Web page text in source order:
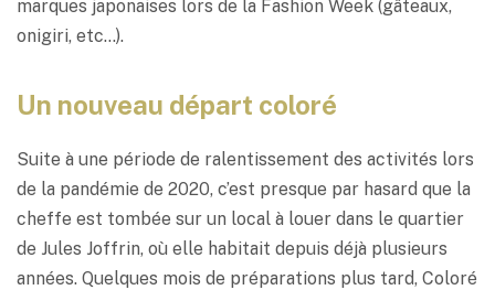
marques japonaises lors de la Fashion Week (gâteaux,
onigiri, etc…).
Un nouveau départ coloré
Suite à une période de ralentissement des activités lors
de la pandémie de 2020, c’est presque par hasard que la
cheffe est tombée sur un local à louer dans le quartier
de Jules Joffrin, où elle habitait depuis déjà plusieurs
années. Quelques mois de préparations plus tard, Coloré